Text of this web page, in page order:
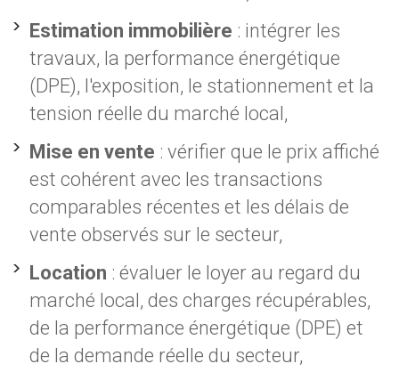
Estimation immobilière : intégrer les
travaux, la performance énergétique
(DPE), l'exposition, le stationnement et la
tension réelle du marché local,
Mise en vente : vérifier que le prix affiché
est cohérent avec les transactions
comparables récentes et les délais de
vente observés sur le secteur,
Location : évaluer le loyer au regard du
marché local, des charges récupérables,
de la performance énergétique (DPE) et
de la demande réelle du secteur,